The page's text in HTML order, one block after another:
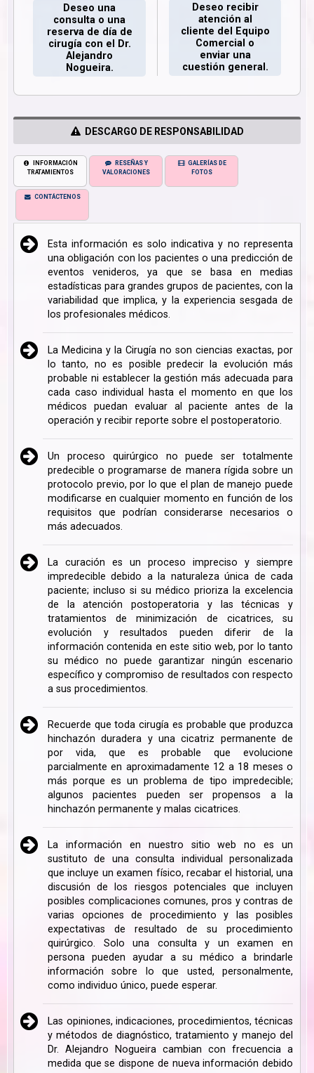
Deseo una
consulta o una
reserva de día de
cirugía con el Dr.
Alejandro
Nogueira.
Deseo recibir
atención al
cliente del Equipo
Comercial o
enviar una
cuestión general.
DESCARGO DE RESPONSABILIDAD
INFORMACIÓN
TRATAMIENTOS
RESEÑAS Y
VALORACIONES
GALERÍAS DE
FOTOS
CONTÁCTENOS
Esta información es solo indicativa y no representa
una obligación con los pacientes o una predicción de
eventos venideros, ya que se basa en medias
estadísticas para grandes grupos de pacientes, con la
variabilidad que implica, y la experiencia sesgada de
los profesionales médicos.
La Medicina y la Cirugía no son ciencias exactas, por
lo tanto, no es posible predecir la evolución más
probable ni establecer la gestión más adecuada para
cada caso individual hasta el momento en que los
médicos puedan evaluar al paciente antes de la
operación y recibir reporte sobre el postoperatorio.
Un proceso quirúrgico no puede ser totalmente
predecible o programarse de manera rígida sobre un
protocolo previo, por lo que el plan de manejo puede
modificarse en cualquier momento en función de los
requisitos que podrían considerarse necesarios o
más adecuados.
La curación es un proceso impreciso y siempre
impredecible debido a la naturaleza única de cada
paciente; incluso si su médico prioriza la excelencia
de la atención postoperatoria y las técnicas y
tratamientos de minimización de cicatrices, su
evolución y resultados pueden diferir de la
información contenida en este sitio web, por lo tanto
su médico no puede garantizar ningún escenario
específico y compromiso de resultados con respecto
a sus procedimientos.
Recuerde que toda cirugía es probable que produzca
hinchazón duradera y una cicatriz permanente de
por vida, que es probable que evolucione
parcialmente en aproximadamente 12 a 18 meses o
más porque es un problema de tipo impredecible;
algunos pacientes pueden ser propensos a la
hinchazón permanente y malas cicatrices.
La información en nuestro sitio web no es un
sustituto de una consulta individual personalizada
que incluye un examen físico, recabar el historial, una
discusión de los riesgos potenciales que incluyen
posibles complicaciones comunes, pros y contras de
varias opciones de procedimiento y las posibles
expectativas de resultado de su procedimiento
quirúrgico. Solo una consulta y un examen en
persona pueden ayudar a su médico a brindarle
información sobre lo que usted, personalmente,
como individuo único, puede esperar.
Las opiniones, indicaciones, procedimientos, técnicas
y métodos de diagnóstico, tratamiento y manejo del
Dr. Alejandro Nogueira cambian con frecuencia a
medida que se dispone de nueva información debido